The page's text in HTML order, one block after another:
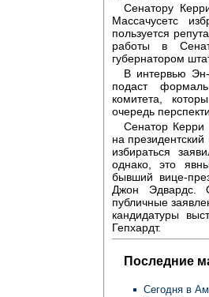
Сенатору
Массачусетс
пользуется
работы в
губернатором
В интервью
подаст
комитета,
очередь
Сенатор Керри
на
избираться
однако, это
бывший вице-
Джон Эдвардс.
публичные
кандидатуры
Гепхардт.
Последние
Сегодня в